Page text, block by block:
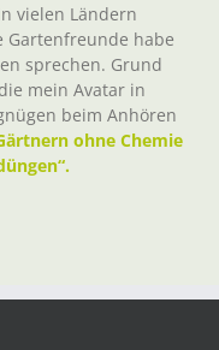
vielen Ländern
Gartenfreunde habe
sprechen. Grund
mein Avatar in
beim Anhören
ohne Chemie